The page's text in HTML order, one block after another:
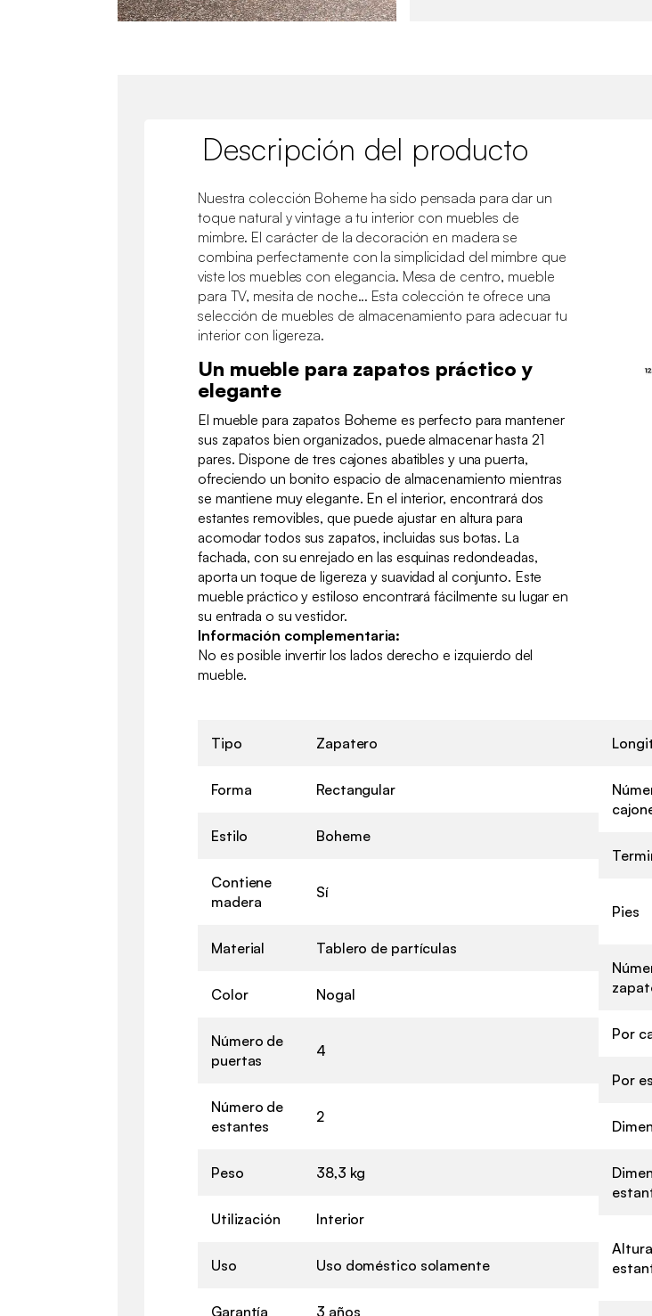
Descripción del producto
Nuestra colección Boheme ha sido pensada para dar un
toque natural y vintage a tu interior con muebles de
mimbre. El carácter de la decoración en madera se
combina perfectamente con la simplicidad del mimbre que
viste los muebles con elegancia. Mesa de centro, mueble
para TV, mesita de noche... Esta colección te ofrece una
selección de muebles de almacenamiento para adecuar tu
interior con ligereza.
Un mueble para zapatos práctico y
elegante
El mueble para zapatos Boheme es perfecto para mantener
sus zapatos bien organizados, puede almacenar hasta 21
pares. Dispone de tres cajones abatibles y una puerta,
ofreciendo un bonito espacio de almacenamiento mientras
se mantiene muy elegante. En el interior, encontrará dos
estantes removibles, que puede ajustar en altura para
acomodar todos sus zapatos, incluidas sus botas. La
fachada, con su enrejado en las esquinas redondeadas,
aporta un toque de ligereza y suavidad al conjunto. Este
mueble práctico y estiloso encontrará fácilmente su lugar en
su entrada o su vestidor.
Información complementaria:
No es posible invertir los lados derecho e izquierdo del
mueble.
Tipo Zapatero
Forma Rectangular
Estilo Boheme
Contiene
madera
Sí
Material Tablero de partículas
Color Nogal
Número de
puertas
4
Número de
estantes
2
Peso 38,3 kg
Utilización Interior
Uso Uso doméstico solamente
Garantía 3 años
Pies
Por
Por